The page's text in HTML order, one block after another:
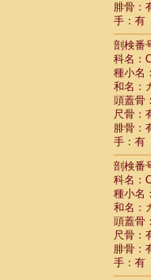
腓骨：
手：有
剖検番
科名：
種小名：
和名：
頭蓋骨
尺骨：
腓骨：
手：有
剖検番
科名：
種小名：
和名：
頭蓋骨
尺骨：
腓骨：
手：有